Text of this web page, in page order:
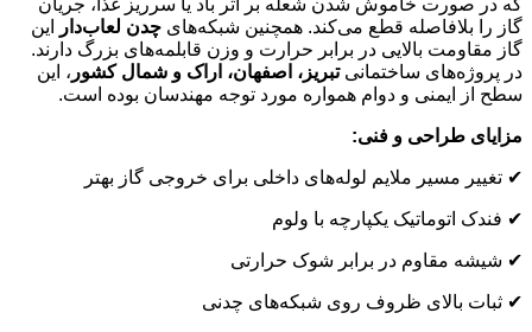
که در صورت خاموش شدن شعله بر اثر باد یا سرریز غذا، جریان
گاز را بلافاصله قطع می‌کند. همچنین شبکه‌های چدن لعاب‌دار
این
گاز مقاومت بالایی در برابر حرارت و وزن قابلمه‌های بزرگ دارند.
در پروژه‌های ساختمانیتبریز، اصفهان، اراک و شمال کشور ، این
سطح از ایمنی و دوام همواره مورد توجه مهندسان بوده است.
مزایای طراحی و فنی:
✔ تغییر مسیر ملایم لوله‌های داخلی برای خروجی گاز بهتر
✔ فندک اتوماتیک یکپارچه با ولوم
✔ شیشه مقاوم در برابر شوک حرارتی
✔ ثبات بالای ظروف روی شبکه‌های چدنی